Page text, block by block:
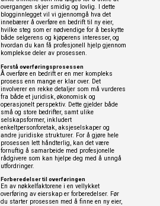
overgangen skjer smidig og lovlig. I dette
blogginnlegget vil vi gjennomgå hva det
innebærer å overføre en bedrift til ny eier,
hvilke steg som er nødvendige for å beskytte
både selgerens og kjøperens interesser, og
hvordan du kan få profesjonell hjelp gjennom
komplekse deler av prosessen.
Forstå overføringsprosessen
Å overføre en bedrift er en mer kompleks
prosess enn mange er klar over. Det
involverer en rekke detaljer som må vurderes
fra både et juridisk, økonomisk og
operasjonelt perspektiv. Dette gjelder både
små og store bedrifter, samt ulike
selskapsformer, inkludert
enkeltpersonforetak, aksjeselskaper og
andre juridiske strukturer. For å gjøre hele
prosessen lett håndterlig, kan det være
fornuftig å samarbeide med profesjonelle
rådgivere som kan hjelpe deg med å unngå
utfordringer.
Forberedelser til overføringen
En av nøkkelfaktorene i en vellykket
overføring av eierskap er forberedelser. Før
du starter prosessen med å finne en ny eier,